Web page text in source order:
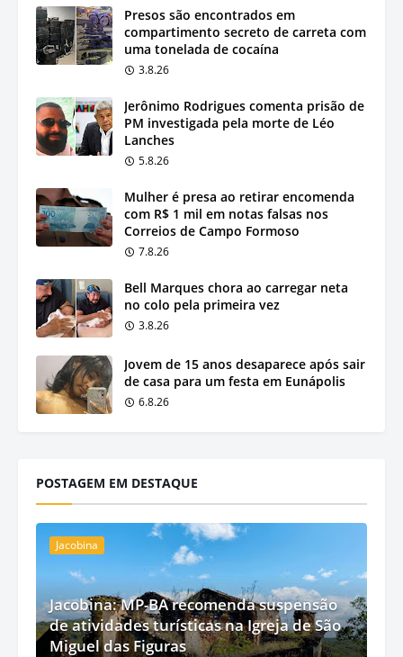
Presos são encontrados em
compartimento secreto de carreta com
uma tonelada de cocaína
3.8.26
Jerônimo Rodrigues comenta prisão de
PM investigada pela morte de Léo
Lanches
5.8.26
Mulher é presa ao retirar encomenda
com R$ 1 mil em notas falsas nos
Correios de Campo Formoso
7.8.26
Bell Marques chora ao carregar neta
no colo pela primeira vez
3.8.26
Jovem de 15 anos desaparece após sair
de casa para um festa em Eunápolis
6.8.26
POSTAGEM EM DESTAQUE
Jacobina
Jacobina: MP-BA recomenda suspensão
de atividades turísticas na Igreja de São
Miguel das Figuras